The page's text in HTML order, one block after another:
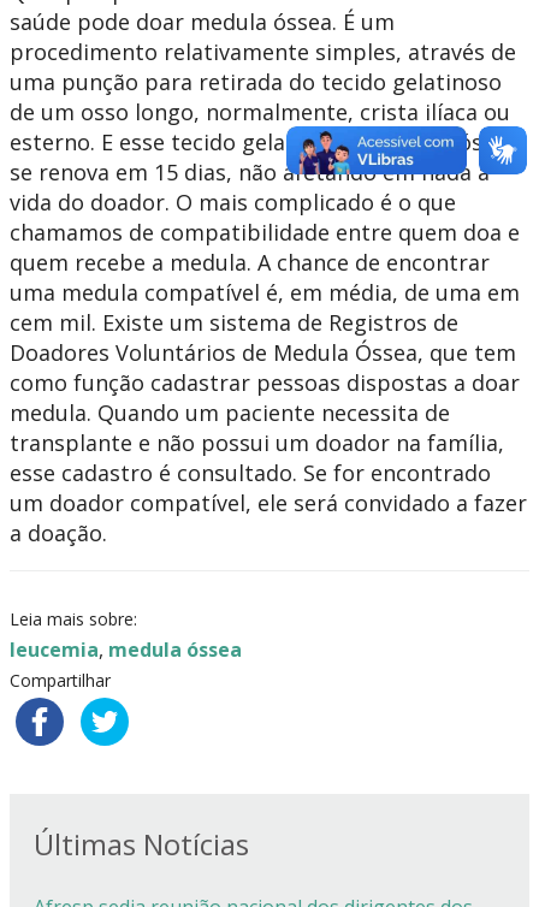
saúde pode doar medula óssea. É um
procedimento relativamente simples, através de
uma punção para retirada do tecido gelatinoso
de um osso longo, normalmente, crista ilíaca ou
esterno. E esse tecido gelatinoso – medula óssea
se renova em 15 dias, não afetando em nada a
vida do doador. O mais complicado é o que
chamamos de compatibilidade entre quem doa e
quem recebe a medula. A chance de encontrar
uma medula compatível é, em média, de uma em
cem mil. Existe um sistema de Registros de
Doadores Voluntários de Medula Óssea, que tem
como função cadastrar pessoas dispostas a doar
medula. Quando um paciente necessita de
transplante e não possui um doador na família,
esse cadastro é consultado. Se for encontrado
um doador compatível, ele será convidado a fazer
a doação.
Leia mais sobre:
leucemia, medula óssea
Compartilhar
Últimas Notícias